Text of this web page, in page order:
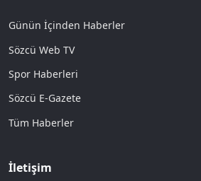
Günün İçinden Haberler
Sözcü Web TV
Spor Haberleri
Sözcü E-Gazete
Tüm Haberler
İletişim